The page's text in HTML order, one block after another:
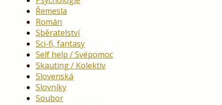
Řemesla
Román
Sběratelství
Sci-fi, fantasy
Self help / Svépomoc
Skauting / Kolektiv
Slovenská
Slovníky
Soubor